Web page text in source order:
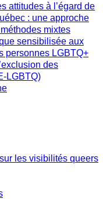
attitudes à l’égard de
: une approche
mixtes
sensibilisée aux
personnes LGBTQ+
des
LGBTQ)
les visibilités queers